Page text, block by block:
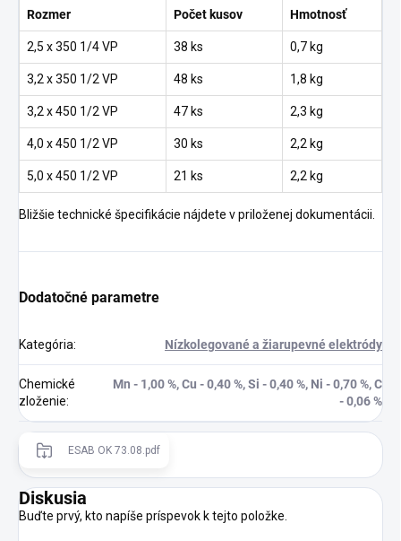
Rozmer Počet kusov Hmotnosť
2,5 x 350 1/4 VP 38 ks 0,7 kg
3,2 x 350 1/2 VP 48 ks 1,8 kg
3,2 x 450 1/2 VP 47 ks 2,3 kg
4,0 x 450 1/2 VP 30 ks 2,2 kg
5,0 x 450 1/2 VP 21 ks 2,2 kg
Bližšie technické špecifikácie nájdete v priloženej dokumentácii.
Dodatočné parametre
Kategória: Nízkolegované a žiarupevné elektródy
Chemické
zloženie:
Mn - 1,00 %, Cu - 0,40 %, Si - 0,40 %, Ni - 0,70 %, C
- 0,06 %
ESAB OK 73.08.pdf
Diskusia
Buďte prvý, kto napíše príspevok k tejto položke.